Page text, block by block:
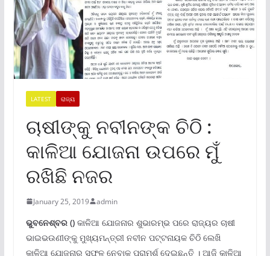
LATEST ରାଜ୍ୟ
ଚାଷୀଙ୍କୁ ନବୀନଙ୍କ ଚିଠି :
କାଳିଆ ଯୋଜନା ଉପରେ ମୁଁ
ରଖିଛି ନଜର
January 25, 2019 admin
ଭୁବନେଶ୍ବର ()କାଳିଆ ଯୋଜନାର ଶୁଭାରମ୍ଭ ପରେ ରାଜ୍ୟର ଚାଷୀ
ଭାଇଭଉଣୀଙ୍କୁ ମୁଖ୍ୟମନ୍ତ୍ରୀ ନବୀନ ପଟ୍ଟନାୟକ ଚିଠି ଲେଖି
କାଳିଆ ଯୋଜନାର ସୁଫଳ ନେବାକୁ ପରାମର୍ଶ ଦେଇଛନ୍ତି । ଆଜି କାଳିଆ